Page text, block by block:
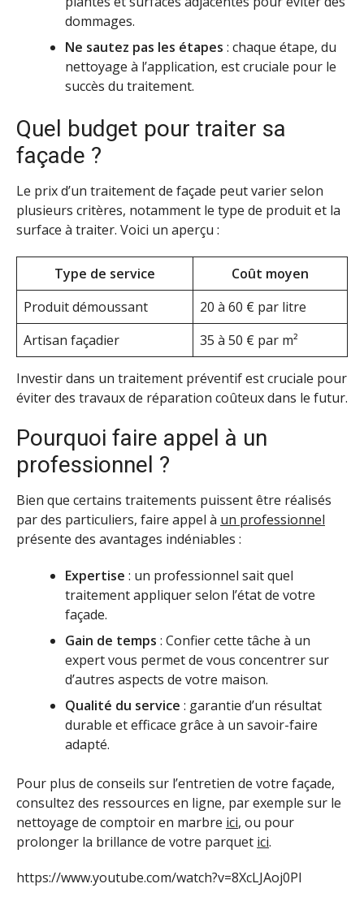
dommages.
Ne sautez pas les étapes : chaque étape, du
nettoyage à l’application, est cruciale pour le
succès du traitement.
Quel budget pour traiter sa
façade ?
Le prix d’un traitement de façade peut varier selon
plusieurs critères, notamment le type de produit et la
surface à traiter. Voici un aperçu :
Type de service
Coût moyen
Produit démoussant
20 à 60 € par litre
Artisan façadier
35 à 50 € par m²
Investir dans un traitement préventif est cruciale pour
éviter des travaux de réparation coûteux dans le futur.
Pourquoi faire appel à un
professionnel ?
Bien que certains traitements puissent être réalisés
par des particuliers, faire appel à un professionnel
présente des avantages indéniables :
Expertise : un professionnel sait quel
traitement appliquer selon l’état de votre
façade.
Gain de temps : Confier cette tâche à un
expert vous permet de vous concentrer sur
d’autres aspects de votre maison.
Qualité du service : garantie d’un résultat
durable et efficace grâce à un savoir-faire
adapté.
Pour plus de conseils sur l’entretien de votre façade,
consultez des ressources en ligne, par exemple sur le
nettoyage de comptoir en marbre ici, ou pour
prolonger la brillance de votre parquet ici.
https://www.youtube.com/watch?v=8XcLJAoj0PI